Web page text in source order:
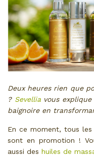
Deux heures rien que
? Sevelliavous explique
baignoire en
En ce moment, tous
sont en promotion !
aussi des huiles de